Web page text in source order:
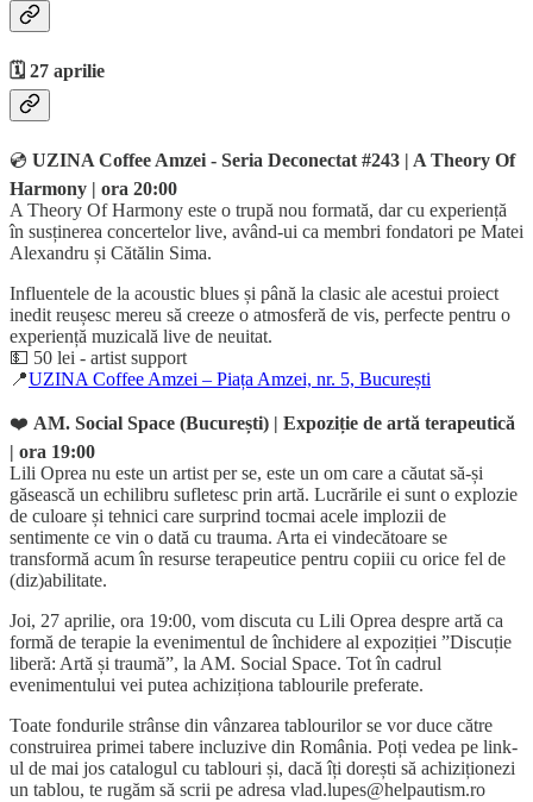
🗓️ 27 aprilie
💿 UZINA Coffee Amzei - Seria Deconectat #243 | A Theory Of
Harmony | ora 20:00
A Theory Of Harmony este o trupă nou formată, dar cu experiență
în susținerea concertelor live, având-ui ca membri fondatori pe Matei
Alexandru și Cătălin Sima.
Influentele de la acoustic blues și până la clasic ale acestui proiect
inedit reușesc mereu să creeze o atmosferă de vis, perfecte pentru o
experiență muzicală live de neuitat.
💵 50 lei - artist support
📍UZINA Coffee Amzei – Piața Amzei, nr. 5, București
❤️ AM. Social Space (București) | Expoziție de artă terapeutică
| ora 19:00
Lili Oprea nu este un artist per se, este un om care a căutat să-și
găsească un echilibru sufletesc prin artă. Lucrările ei sunt o explozie
de culoare și tehnici care surprind tocmai acele implozii de
sentimente ce vin o dată cu trauma. Arta ei vindecătoare se
transformă acum în resurse terapeutice pentru copiii cu orice fel de
(diz)abilitate.
Joi, 27 aprilie, ora 19:00, vom discuta cu Lili Oprea despre artă ca
formă de terapie la evenimentul de închidere al expoziției ”Discuție
liberă: Artă și traumă”, la AM. Social Space. Tot în cadrul
evenimentului vei putea achiziționa tablourile preferate.
Toate fondurile strânse din vânzarea tablourilor se vor duce către
construirea primei tabere incluzive din România. Poți vedea pe link-
ul de mai jos catalogul cu tablouri și, dacă îți dorești să achiziționezi
un tablou, te rugăm să scrii pe adresa vlad.lupes@helpautism.ro